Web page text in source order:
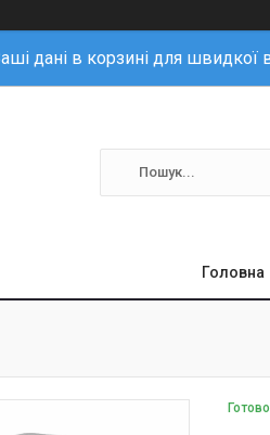
дані в корзині для швидкої
Головна